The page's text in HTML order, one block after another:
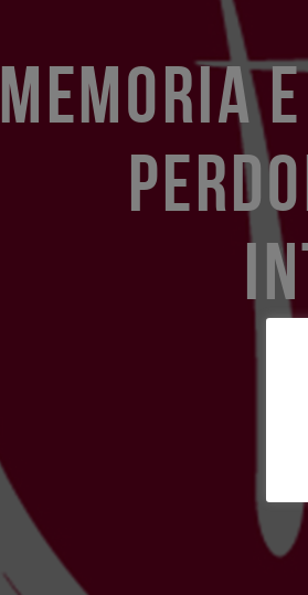
MEMORIA